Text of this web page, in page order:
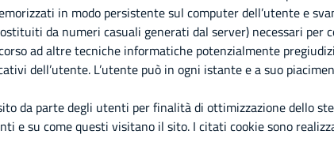
in modo persistente sul computer dell’utente e
da numeri casuali generati dal server) necessari per
ad altre tecniche informatiche potenzialmente
dell’utente. L’utente può in ogni istante e a suo
da parte degli utenti per finalità di ottimizzazione dello
e su come questi visitano il sito. I citati cookie sono